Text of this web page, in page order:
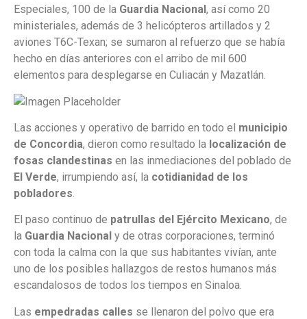
Especiales, 100 de la Guardia Nacional , así como 20
ministeriales, además de 3 helicópteros artillados y 2
aviones T6C-Texan; se sumaron al refuerzo que se había
hecho en días anteriores con el arribo de mil 600
elementos para desplegarse en Culiacán y Mazatlán.
Las acciones y operativo de barrido en todo el municipio
de Concordia, dieron como resultado la localización de
fosas clandestinas en las inmediaciones del poblado de
El Verde, irrumpiendo así, la cotidianidad de los
pobladores.
El paso continuo de patrullas del Ejército Mexicano, de
la Guardia Nacional y de otras corporaciones, terminó
con toda la calma con la que sus habitantes vivían, ante
uno de los posibles hallazgos de restos humanos más
escandalosos de todos los tiempos en Sinaloa.
Las empedradas calles se llenaron del polvo que era